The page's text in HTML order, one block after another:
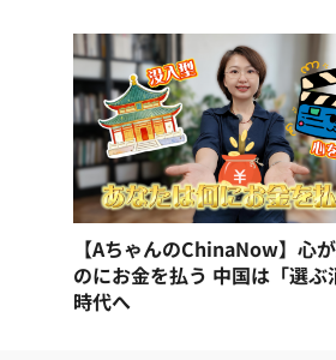
【AちゃんのChinaNow】心
のにお金を払う 中国は「選ぶ
時代へ